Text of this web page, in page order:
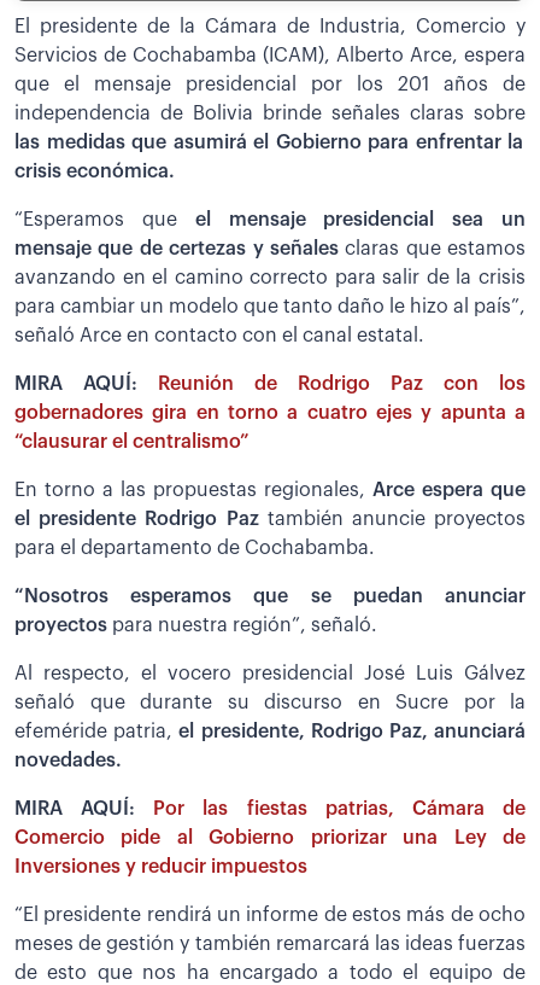
El presidente de la Cámara de Industria, Comercio y
Servicios de Cochabamba (ICAM), Alberto Arce, espera
que el mensaje presidencial por los 201 años de
independencia de Bolivia brinde señales claras sobre
las medidas que asumirá el Gobierno para enfrentar la
crisis económica.
“Esperamos queel mensaje presidencial sea un
mensaje que de certezas y señalesclaras que estamos
avanzando en el camino correcto para salir de la crisis
para cambiar un modelo que tanto daño le hizo al país”,
señaló Arce en contacto con el canal estatal.
MIRA AQUÍ:
Reunión de Rodrigo Paz con los
gobernadores gira en torno a cuatro ejes y apunta a
“clausurar el centralismo”
En torno a las propuestas regionales, Arce espera que
el presidente Rodrigo Paz también anuncie proyectos
para el departamento de Cochabamba.
“Nosotros esperamos que se puedan anunciar
proyectos para nuestra región”, señaló.
Al respecto, el vocero presidencial José Luis Gálvez
señaló que durante su discurso en Sucre por la
efeméride patria,el presidente, Rodrigo Paz, anunciará
novedades.
MIRA AQUÍ:
Por las fiestas patrias, Cámara de
Comercio pide al Gobierno priorizar una Ley de
Inversiones y reducir impuestos
“El presidente rendirá un informe de estos más de ocho
meses de gestión y también remarcará las ideas fuerzas
de esto que nos ha encargado a todo el equipo de